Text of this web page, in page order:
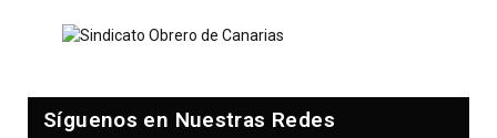
Síguenos en Nuestras Redes